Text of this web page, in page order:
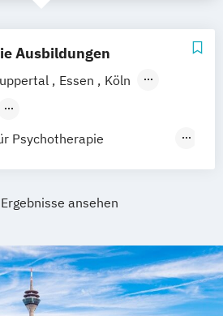
Ausbildungen
Essen
Köln
Präsenzlehrgang
Psychotherapie
ansehen